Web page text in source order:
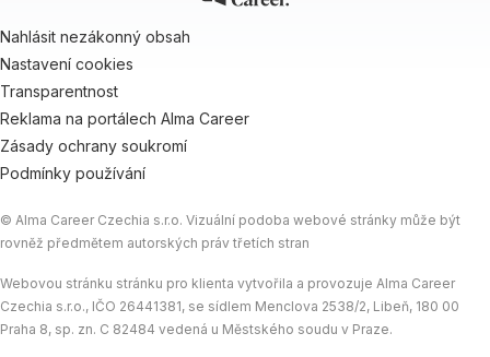
Nahlásit nezákonný obsah
Nastavení cookies
Transparentnost
Reklama na portálech Alma Career
Zásady ochrany soukromí
Podmínky používání
© Alma Career Czechia s.r.o. Vizuální podoba webové stránky může být
rovněž předmětem autorských práv třetích stran
Webovou stránku stránku pro klienta vytvořila a provozuje Alma Career
Czechia s.r.o., IČO 26441381, se sídlem Menclova 2538/2, Libeň, 180 00
Praha 8, sp. zn. C 82484 vedená u Městského soudu v Praze.